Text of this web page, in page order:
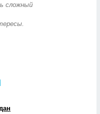
сложный